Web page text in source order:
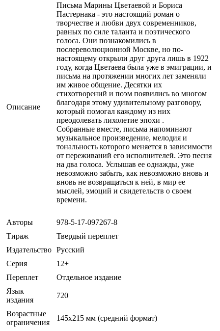
Описание
Письма Марины Цветаевой и Бориса
Пастернака - это настоящий роман о
творчестве и любви двух современников,
равных по силе таланта и поэтического
голоса. Они познакомились в
послереволюционной Москве, но по-
настоящему открыли друг друга лишь в 1922
году, когда Цветаева была уже в эмиграции, и
письма на протяжении многих лет заменяли
им живое общение. Десятки их
стихотворений и поэм появились во многом
благодаря этому удивительному разговору,
который помогал каждому из них
преодолевать лихолетие эпохи .
Собранные вместе, письма напоминают
музыкальное произведение, мелодия и
тональность которого меняется в зависимости
от переживаний его исполнителей. Это песня
на два голоса. Услышав ее однажды, уже
невозможно забыть, как невозможно вновь и
вновь не возвращаться к ней, в мир ее
мыслей, эмоций и свидетельств о своем
времени.
Авторы
978-5-17-097267-8
Тираж
Твердый переплет
Издательство Русский
Серия
12+
Переплет
Отдельное издание
Язык
издания
720
Возрастные
ограничения
145х215 мм (средний формат)